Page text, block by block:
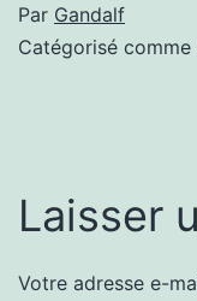
Par Gandalf
Catégorisé comme
Laisser
Votre adresse e-